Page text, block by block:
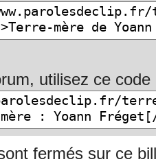
utilisez ce code
fermés sur ce